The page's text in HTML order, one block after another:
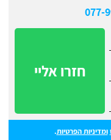
077-
ומדיניות הפרטיות.